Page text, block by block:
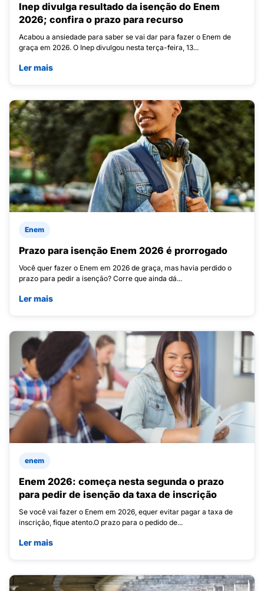
Inep divulga resultado da isenção do Enem
2026; confira o prazo para recurso
Acabou a ansiedade para saber se vai dar para fazer o Enem de
graça em 2026. O Inep divulgou nesta terça-feira, 13...
Ler mais
Enem
Prazo para isenção Enem 2026 é prorrogado
Você quer fazer o Enem em 2026 de graça, mas havia perdido o
prazo para pedir a isenção? Corre que ainda dá...
Ler mais
enem
Enem 2026: começa nesta segunda o prazo
para pedir de isenção da taxa de inscrição
Se você vai fazer o Enem em 2026, equer evitar pagar a taxa de
inscrição, fique atento.O prazo para o pedido de...
Ler mais